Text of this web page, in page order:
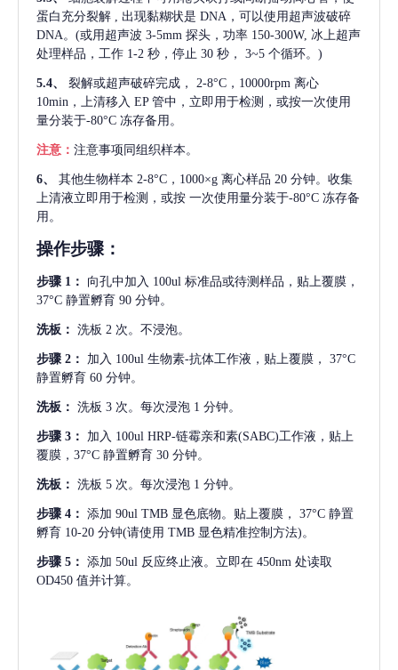
蛋白充分裂解
, 出现黏糊状是 DNA，可以使用超声波破碎
DNA。(或用超声波 3-5mm 探头，功率 150-300W, 冰上超声
处理样品，工作 1-2 秒，停止 30 秒， 3~5 个循环。)
5.4、 裂解或超声破碎完成，
2-8°C，10000rpm 离心
10min，上清移入 EP 管中，立即用于检测，或按一次使用
量分装于-80°C 冻存备用。
注意： 注意事项同组织样本。
6、 其他生物样本 2-8°C，1000×g 离心样品 20 分钟。收集
上清液立即用于检测，或按 一次使用量分装于-80°C 冻存备
用。
操作步骤：
步骤 1： 向孔中加入 100ul 标准品或待测样品，贴上覆膜，
37°C 静置孵育 90 分钟。
洗板： 洗板 2 次。不浸泡。
步骤 2： 加入 100ul 生物素-抗体工作液，贴上覆膜， 37°C
静置孵育 60 分钟。
洗板： 洗板 3 次。每次浸泡 1 分钟。
步骤 3： 加入 100ul HRP-链霉亲和素(SABC)工作液，贴上
覆膜，37°C 静置孵育 30 分钟。
洗板： 洗板 5 次。每次浸泡 1 分钟。
步骤 4： 添加 90ul TMB 显色底物。贴上覆膜， 37°C 静置
孵育 10-20 分钟(请使用 TMB 显色精准控制方法)。
步骤 5： 添加 50ul 反应终止液。立即在 450nm 处读取
OD450 值并计算。